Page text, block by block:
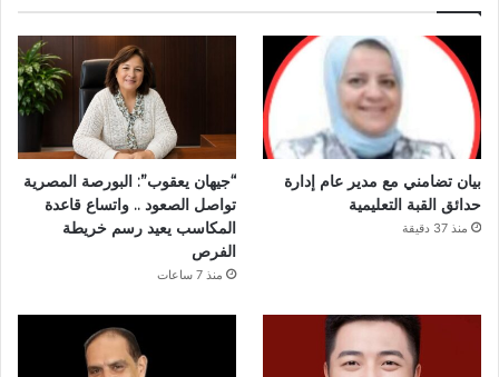
بيان تضامني مع مدير عام إدارة
حدائق القبة التعليمية
منذ 37 دقيقة
“جيهان يعقوب”: البورصة المصرية
تواصل الصعود .. واتساع قاعدة
المكاسب يعيد رسم خريطة
الفرص
منذ 7 ساعات